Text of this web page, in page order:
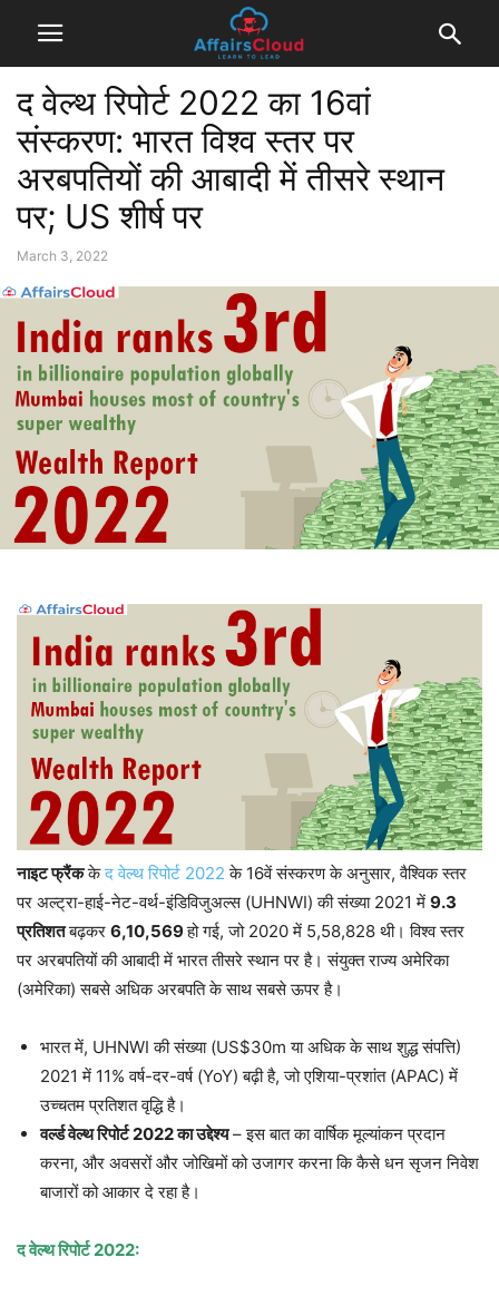
द वेल्थ रिपोर्ट 2022 का 16वां
संस्करण: भारत विश्व स्तर पर
अरबपतियों की आबादी में तीसरे स्थान
पर; US शीर्ष पर
March 3, 2022
नाइट फ्रैंककेद वेल्थ रिपोर्ट 2022 के 16वें संस्करण के अनुसार, वैश्विक स्तर
पर अल्ट्रा-हाई-नेट-वर्थ-इंडिविजुअल्स (UHNWI) की संख्या 2021 में 9.3
प्रतिशतबढ़कर 6,10,569हो गई, जो 2020 में 5,58,828 थी। विश्व स्तर
पर अरबपतियों की आबादी में भारत तीसरे स्थान पर है। संयुक्त राज्य अमेरिका
(अमेरिका) सबसे अधिक अरबपति के साथ सबसे ऊपर है।
भारत में, UHNWI की संख्या (US$30m या अधिक के साथ शुद्ध संपत्ति)
2021 में 11% वर्ष-दर-वर्ष (YoY) बढ़ी है, जो एशिया-प्रशांत (APAC) में
उच्चतम प्रतिशत वृद्धि है।
वर्ल्ड वेल्थ रिपोर्ट 2022 का उद्देश्य– इस बात का वार्षिक मूल्यांकन प्रदान
करना, और अवसरों और जोखिमों को उजागर करना कि कैसे धन सृजन निवेश
बाजारों को आकार दे रहा है।
द वेल्थ रिपोर्ट 2022: